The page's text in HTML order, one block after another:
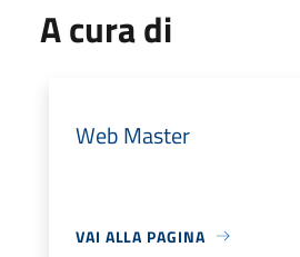
A cura di
Web Master
VAI ALLA PAGINA